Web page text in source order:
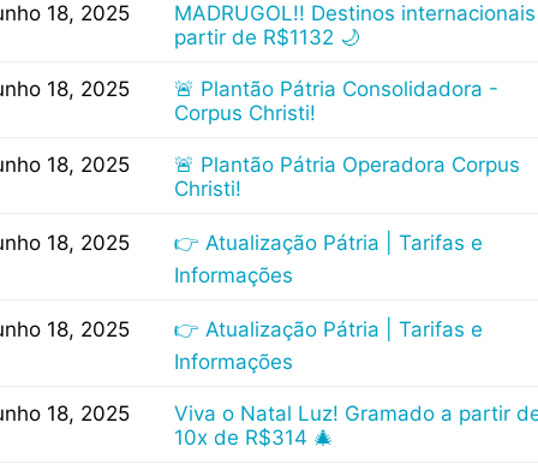
18, 2025
MADRUGOL!! Destinos
partir de R$1132 🌙
18, 2025
🚨 Plantão Pátria Consolidadora -
Corpus Christi!
18, 2025
🚨 Plantão Pátria Operadora Corpus
Christi!
18, 2025
👉 Atualização Pátria | Tarifas e
Informações
18, 2025
👉 Atualização Pátria | Tarifas e
Informações
18, 2025
Viva o Natal Luz! Gramado a partir
10x de R$314 🎄